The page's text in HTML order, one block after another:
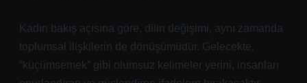
Kadın bakış açısına göre, dilin değişimi, aynı zamanda
toplumsal ilişkilerin de dönüşümüdür. Gelecekte,
“küçümsemek” gibi olumsuz kelimeler yerini, insanları